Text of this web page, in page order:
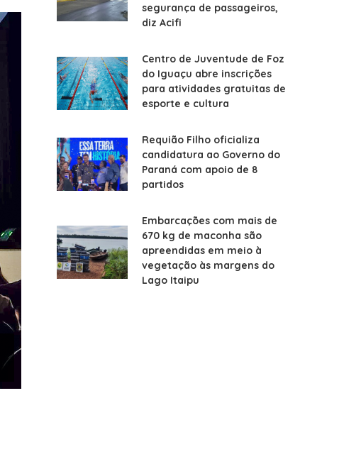
segurança de passageiros,
diz Acifi
Centro de Juventude de Foz
do Iguaçu abre inscrições
para atividades gratuitas de
esporte e cultura
Requião Filho oficializa
candidatura ao Governo do
Paraná com apoio de 8
partidos
Embarcações com mais de
670 kg de maconha são
apreendidas em meio à
vegetação às margens do
Lago Itaipu